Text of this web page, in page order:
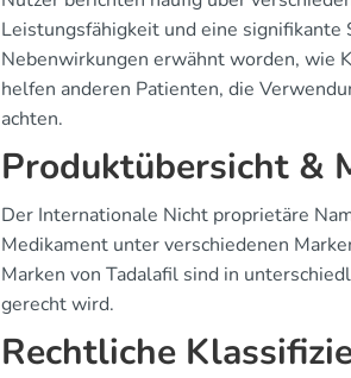
Leistungsfähigkeit und eine
Nebenwirkungen erwähnt worden, wie
helfen anderen Patienten, die
achten.
Produktübersicht &
Der Internationale Nicht proprietäre
Medikament unter verschiedenen
Marken von Tadalafil sind in
gerecht wird.
Rechtliche